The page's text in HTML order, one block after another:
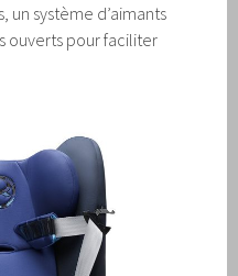
un système d’aimants
ouverts pour faciliter